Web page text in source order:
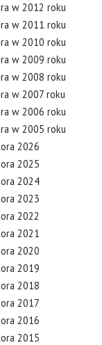
w 2012 roku
w 2011 roku
w 2010 roku
w 2009 roku
w 2008 roku
w 2007 roku
w 2006 roku
w 2005 roku
2026
2025
2024
2023
2022
2021
2020
2019
2018
2017
2016
2015